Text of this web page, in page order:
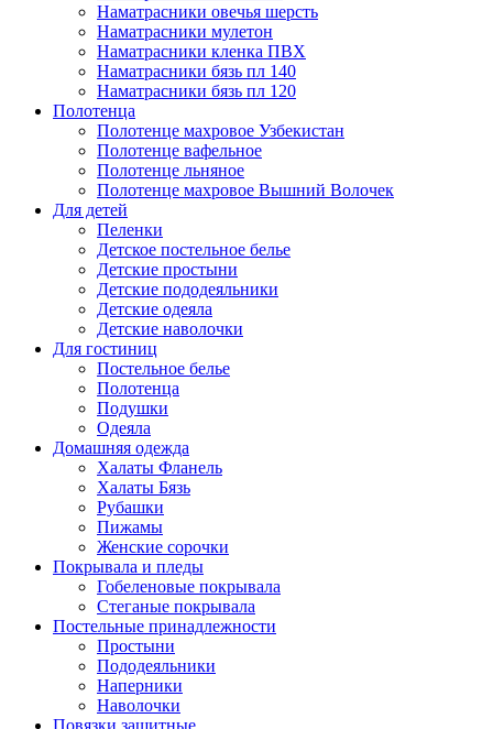
Наматрасники овечья шерсть
Наматрасники мулетон
Наматрасники кленка ПВХ
Наматрасники бязь пл 140
Наматрасники бязь пл 120
Полотенца
Полотенце махровое Узбекистан
Полотенце вафельное
Полотенце льняное
Полотенце махровое Вышний Волочек
Для детей
Пеленки
Детское постельное белье
Детские простыни
Детские пододеяльники
Детские одеяла
Детские наволочки
Для гостиниц
Постельное белье
Полотенца
Подушки
Одеяла
Домашняя одежда
Халаты Фланель
Халаты Бязь
Рубашки
Пижамы
Женские сорочки
Покрывала и пледы
Гобеленовые покрывала
Стеганые покрывала
Постельные принадлежности
Простыни
Пододеяльники
Наперники
Наволочки
Повязки защитные